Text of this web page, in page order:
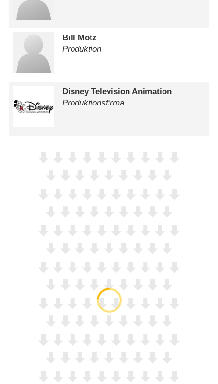
Bill Motz
Produktion
Disney Television Animation
Produktionsfirma